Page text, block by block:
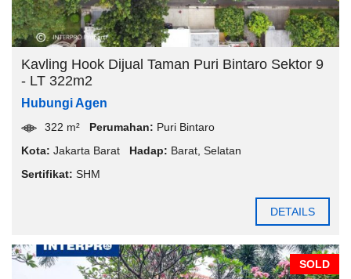
Kavling Hook Dijual Taman Puri Bintaro Sektor 9
- LT 322m2
Hubungi Agen
322 m² Perumahan: Puri Bintaro
Kota: Jakarta Barat Hadap: Barat, Selatan
Sertifikat: SHM
DETAILS
SOLD